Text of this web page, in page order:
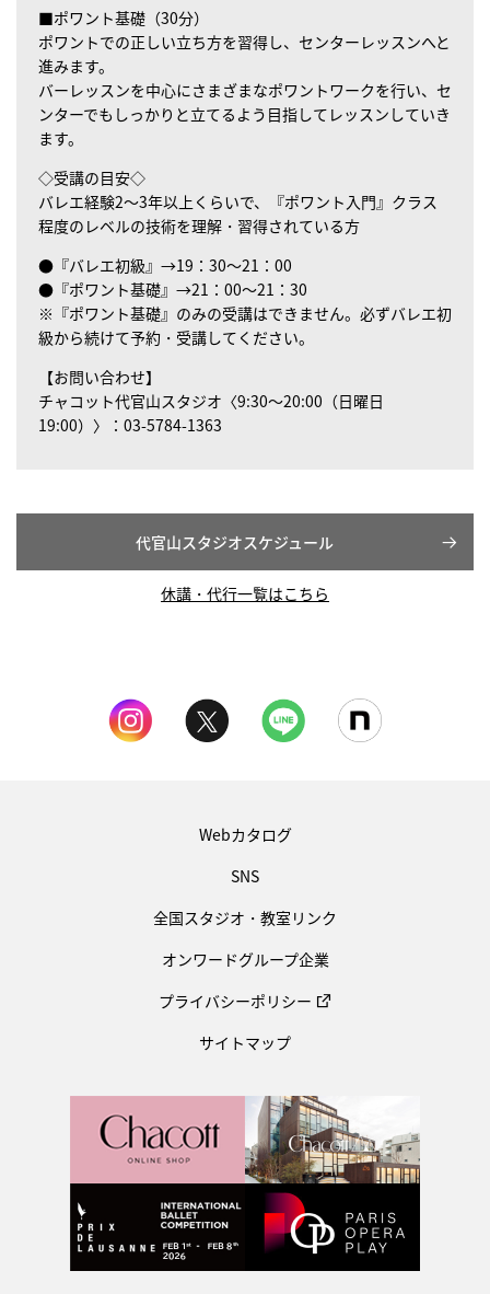
■ポワント基礎（30分）
ポワントでの正しい立ち方を習得し、センターレッスンへと
進みます。
バーレッスンを中心にさまざまなポワントワークを行い、セ
ンターでもしっかりと立てるよう目指してレッスンしていき
ます。
◇受講の目安◇
バレエ経験2～3年以上くらいで、『ポワント入門』クラス
程度のレベルの技術を理解・習得されている方
●『バレエ初級』→19：30～21：00
●『ポワント基礎』→21：00～21：30
※『ポワント基礎』のみの受講はできません。必ずバレエ初
級から続けて予約・受講してください。
【お問い合わせ】
チャコット代官山スタジオ〈9:30～20:00（日曜日
19:00）〉：03-5784-1363
代官山スタジオスケジュール
休講・代行一覧はこちら
Webカタログ
SNS
全国スタジオ・教室リンク
オンワードグループ企業
プライバシーポリシー
サイトマップ